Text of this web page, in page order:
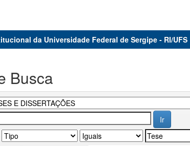
da Universidade Federal de Sergipe - RI/UFS
Busca